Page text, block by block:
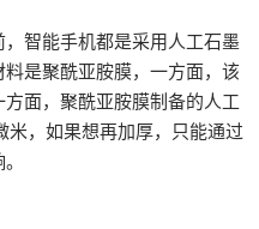
智能手机都是采用人工石墨
是聚酰亚胺膜，一方面，该
面，聚酰亚胺膜制备的人工
，如果想再加厚，只能通过